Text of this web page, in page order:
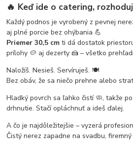
🔥 Keď ide o catering,
Každý podnos je vyrobený z pevnej
aj plné porcie bez ohýbania 💪
Priemer 30,5 cm ti dá dostatok
prílohy 🥔 aj dezerty 🍰 – všetko
Naložíš. Nesieš. Servíruješ. 🍽️
Bez obáv, že sa niečo prehne alebo
Hladký povrch sa ľahko čistí 🧼, takže
drhnutie. Stačí opláchnuť a ideš ďalej.
A čo je najdôležitejšie – vyzerá
Čistý nerez zapadne na svadbu,